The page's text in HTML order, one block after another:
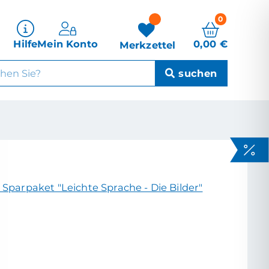
HilfeMein Konto Merkzettel 0,00 €
0
"Leichte Sprache - Die Bilder"